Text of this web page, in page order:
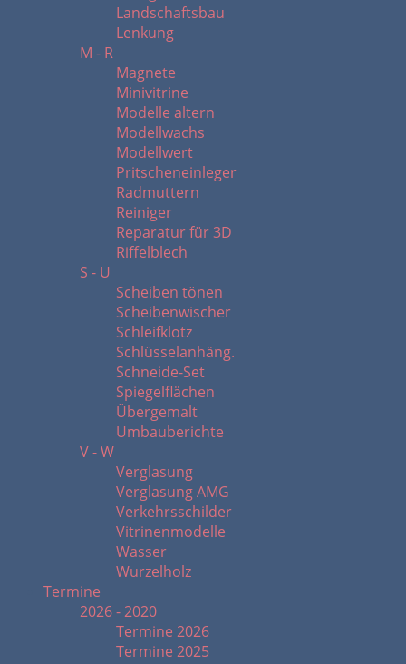
Landschaftsbau
Lenkung
M - R
Magnete
Minivitrine
Modelle altern
Modellwachs
Modellwert
Pritscheneinleger
Radmuttern
Reiniger
Reparatur für 3D
Riffelblech
S - U
Scheiben tönen
Scheibenwischer
Schleifklotz
Schlüsselanhäng.
Schneide-Set
Spiegelflächen
Übergemalt
Umbauberichte
V - W
Verglasung
Verglasung AMG
Verkehrsschilder
Vitrinenmodelle
Wasser
Wurzelholz
Termine
2026 - 2020
Termine 2026
Termine 2025